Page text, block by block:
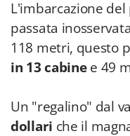
L'imbarcazione
passata
118 metri, questo
in 13 cabinee 49
Un "regalino" dal
dollari che il